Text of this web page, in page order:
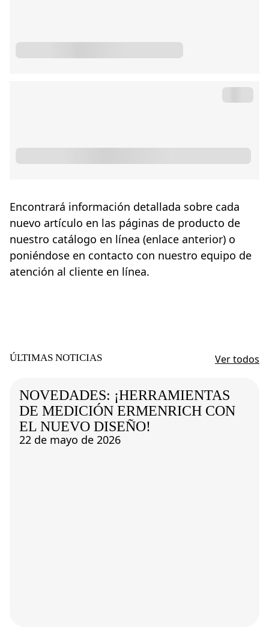
Encontrará información detallada sobre cada
nuevo artículo en las páginas de producto de
nuestro catálogo en línea (enlace anterior) o
poniéndose en contacto con nuestro equipo de
atención al cliente en línea.
ÚLTIMAS NOTICIAS Ver todos